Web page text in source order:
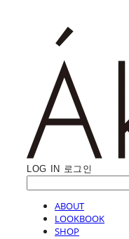
LOG IN 로그인
ABOUT
LOOKBOOK
SHOP